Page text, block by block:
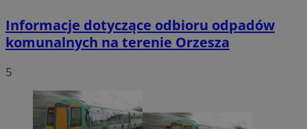
Informacje dotyczące odbioru odpadów
komunalnych na terenie Orzesza
5